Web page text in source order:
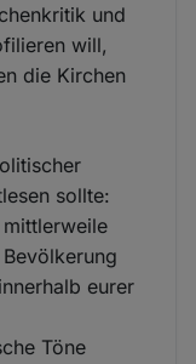
und
will,
die Kirchen
sollte:
eurer
Töne